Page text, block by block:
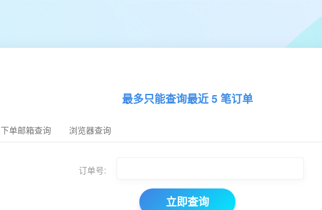
最多只能查询最近 5 笔订单
下单邮箱查询 浏览器查询
订单号:
立即查询